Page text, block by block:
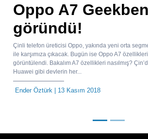
Oppo A7
göründü!
Çinli telefon üreticisi Oppo, yakında yeni orta
ile karşımıza çıkacak. Bugün ise Oppo A7
görüntülendi. Bakalım A7 özellikleri nasılmış?
Huawei gibi devlerin her...
Ender Öztürk | 13 Kasım 2018